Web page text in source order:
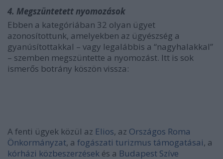
4. Megszüntetett nyomozások
Ebben a kategóriában 32 olyan ügyet
azonosítottunk, amelyekben az ügyészség a
gyanúsítottakkal – vagy legalábbis a “nagyhalakkal”
– szemben megszüntette a nyomozást. Itt is sok
ismerős botrány köszön vissza:
A fenti ügyek közül az Elios, az Országos Roma
Önkormányzat, a fogászati turizmus támogatásai, a
kórházi közbeszerzések és a Budapest Szíve